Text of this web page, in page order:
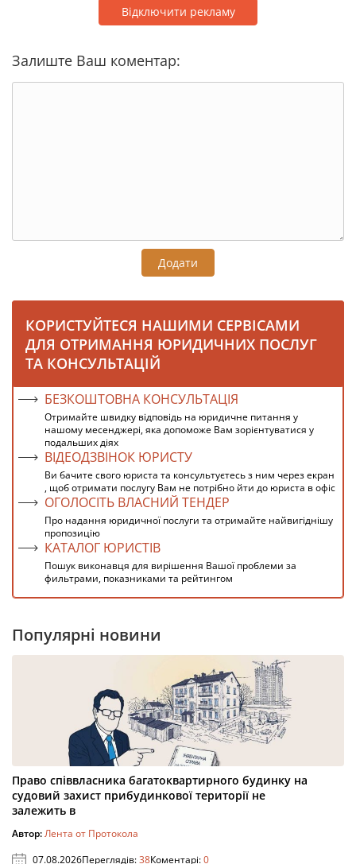
Відключити рекламу
Залиште Ваш коментар:
Додати
КОРИСТУЙТЕСЯ НАШИМИ СЕРВІСАМИ
ДЛЯ ОТРИМАННЯ ЮРИДИЧНИХ ПОСЛУГ
ТА КОНСУЛЬТАЦІЙ
БЕЗКОШТОВНА КОНСУЛЬТАЦІЯ
Отримайте швидку відповідь на юридичне питання у
нашому месенджері, яка допоможе Вам зорієнтуватися у
подальших діях
ВІДЕОДЗВІНОК ЮРИСТУ
Ви бачите свого юриста та консультуєтесь з ним через екран
, щоб отримати послугу Вам не потрібно йти до юриста в офіс
ОГОЛОСІТЬ ВЛАСНИЙ ТЕНДЕР
Про надання юридичної послуги та отримайте найвигіднішу
пропозицію
КАТАЛОГ ЮРИСТІВ
Пошук виконавця для вирішення Вашої проблеми за
фильтрами, показниками та рейтингом
Популярні новини
Право співвласника багатоквартирного будинку на
судовий захист прибудинкової території не
залежить в
Автор:Лента от Протокола
07.08.2026Переглядів:38Коментарі:0